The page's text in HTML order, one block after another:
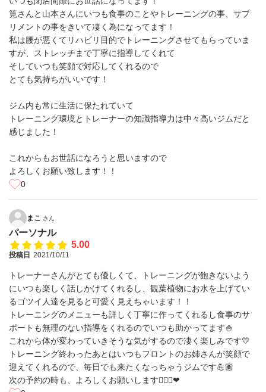
筧さんと山本さんにいつも食事のことやトレーニングの事、サプ
リメントの事をきいて凄く為になってます！
私は腰が悪くてリハビリ目的でトレーニングさせてもらっていま
すが、ストレッチまで丁寧に指導してくれて
そしていつも笑顔で対応してくれるので
とても気持ちがいいです！
ジム内も常に生活に保たれていて
トレーニング環境とトレーナーの知識指導力は中々高いジムだと
感じました！
これからもお世話になろうと思いますので
よろしくお願い致します！！
0
まこ さん
パーソナル
5.00
投稿日 2021/10/11
トレーナーさんがとても優しくて、トレーニングが飽きないよう
にいつも楽しく話しかけてくれるし、観葉植物にお水を上げてい
るゴツイ人達を見ると可愛く見えちゃいます！！
トレーニングのメニューも詳しく丁寧に作ってくれるし食事のサ
ポートも無理のない指導をくれるのでいつも助かってます🍚
これから体が変わっていきそうな気がするので凄く楽しみです💛
トレーニング終わったあとはいつもフロントのお姉さんが笑顔で
迎えてくれるので、毎日でも来たくなっちゃうジムです💪🏽
次の予約の時も、よろしくお願いします🏋🏽‍♀️❤